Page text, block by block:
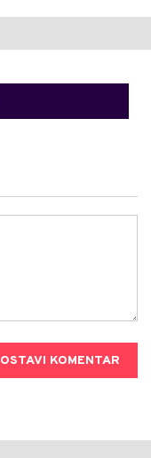
OSTAVI KOMENTAR